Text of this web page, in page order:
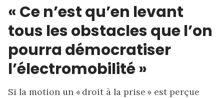
« Ce n’est qu’en levant
tous les obstacles que l’on
pourra démocratiser
l’électromobilité »
Si la motion un « droit à la prise » est perçue